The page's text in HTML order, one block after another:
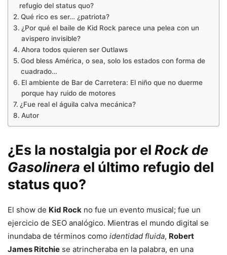
refugio del status quo?
Qué rico es ser… ¿patriota?
¿Por qué el baile de Kid Rock parece una pelea con un
avispero invisible?
Ahora todos quieren ser Outlaws
God bless América, o sea, solo los estados con forma de
cuadrado…
El ambiente de Bar de Carretera: El niño que no duerme
porque hay ruido de motores
¿Fue real el águila calva mecánica?
Autor
¿Es la nostalgia por el Rock de
Gasolinera el último refugio del
status quo?
El show de Kid Rock no fue un evento musical; fue un
ejercicio de SEO analógico. Mientras el mundo digital se
inundaba de términos como identidad fluida, Robert
James Ritchie se atrincheraba en la palabra, en una